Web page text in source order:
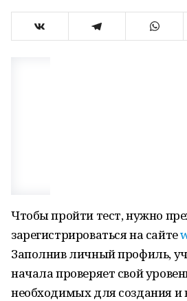
Чтобы пройти тест, нужно
зарегистрироваться на сайте
Заполнив личный профиль,
начала проверяет свой
необходимых для создания и